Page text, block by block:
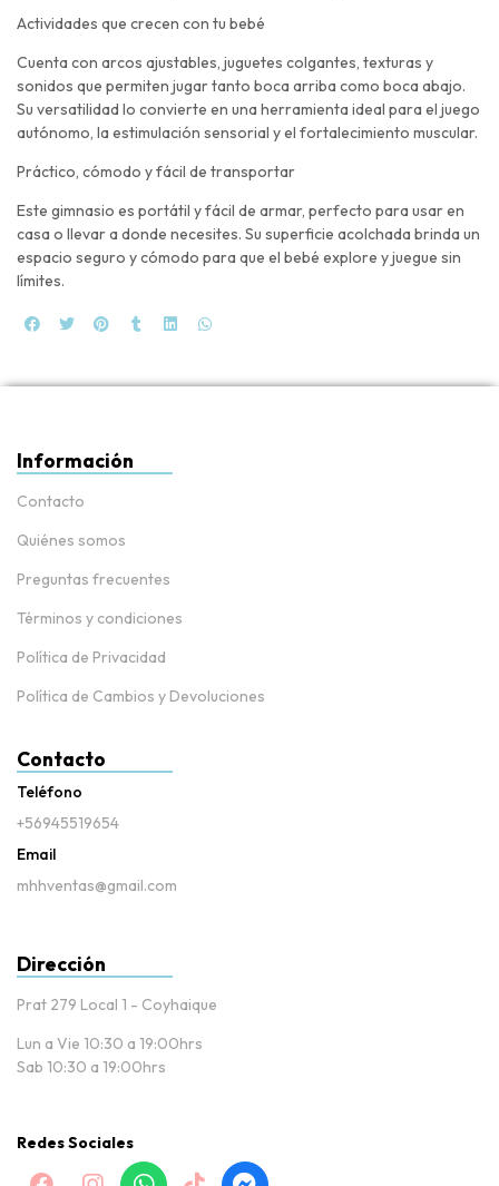
Actividades que crecen con tu bebé
Cuenta con arcos ajustables, juguetes colgantes, texturas y
sonidos que permiten jugar tanto boca arriba como boca abajo.
Su versatilidad lo convierte en una herramienta ideal para el juego
autónomo, la estimulación sensorial y el fortalecimiento muscular.
Práctico, cómodo y fácil de transportar
Este gimnasio es portátil y fácil de armar, perfecto para usar en
casa o llevar a donde necesites. Su superficie acolchada brinda un
espacio seguro y cómodo para que el bebé explore y juegue sin
límites.
Información
Contacto
Quiénes somos
Preguntas frecuentes
Términos y condiciones
Política de Privacidad
Política de Cambios y Devoluciones
Contacto
Teléfono
+56945519654
Email
mhhventas@gmail.com
Dirección
Prat 279 Local 1 - Coyhaique
Lun a Vie 10:30 a 19:00hrs
Sab 10:30 a 19:00hrs
Redes Sociales